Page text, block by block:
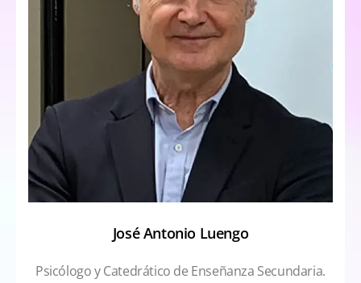
José Antonio Luengo
Psicólogo y Catedrático de Enseñanza Secundaria.